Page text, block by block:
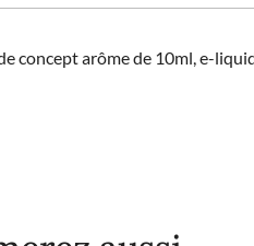
concept arôme de 10ml, e-